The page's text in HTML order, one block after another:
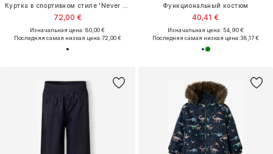
72,00 €
Изначальная цена: 80,00 €
Последняя самая низкая цена:72,00 €
Функциональный костюм
40,41 €
Изначальная цена: 54,90 €
Последняя самая низкая цена:38,17 €